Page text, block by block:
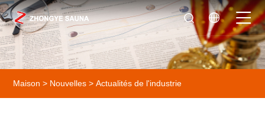
Maison > Nouvelles >Actualités de l'industrie